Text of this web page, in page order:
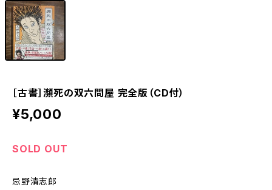
［古書］瀕死の双六問屋 完全版（CD付）
¥5,000
SOLD OUT
忌野清志郎